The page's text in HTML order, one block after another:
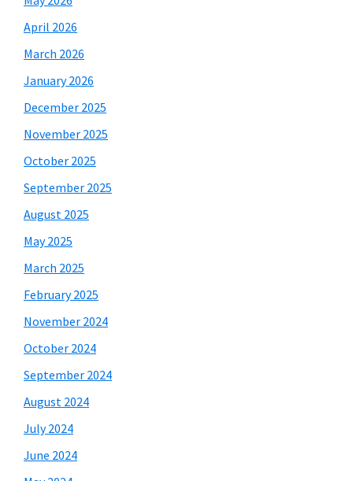
April 2026
March 2026
January 2026
December 2025
November 2025
October 2025
September 2025
August 2025
May 2025
March 2025
February 2025
November 2024
October 2024
September 2024
August 2024
July 2024
June 2024